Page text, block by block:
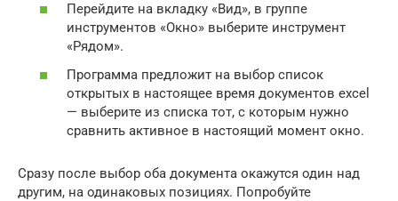
Перейдите на вкладку «Вид», в группе
инструментов «Окно» выберите инструмент
«Рядом».
Программа предложит на выбор список
открытых в настоящее время документов excel
— выберите из списка тот, с которым нужно
сравнить активное в настоящий момент окно.
Сразу после выбор оба документа окажутся один над
другим, на одинаковых позициях. Попробуйте